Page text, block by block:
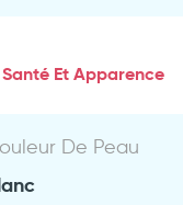
Santé Et Apparence
De Peau